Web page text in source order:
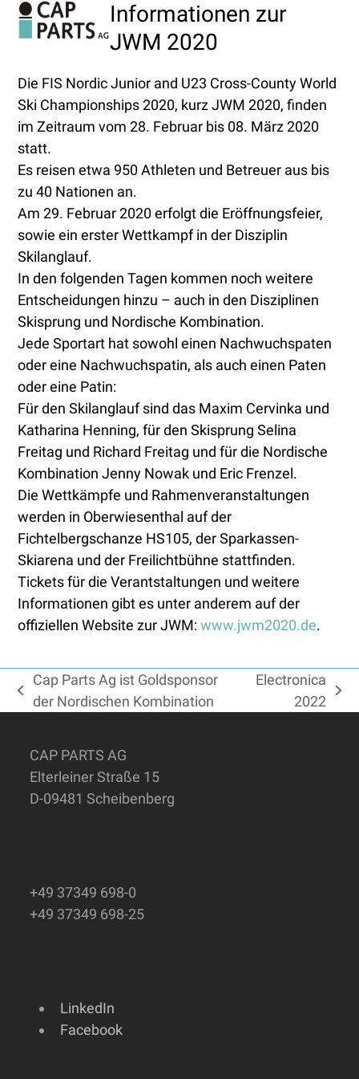
SkipOpen
mobile
Close
mobile
Informationen zur
JWM 2020
Die FIS Nordic Junior and U23 Cross-County World
Ski Championships 2020, kurz JWM 2020, finden
im Zeitraum vom 28. Februar bis 08. März 2020
statt.
Es reisen etwa 950 Athleten und Betreuer aus bis
zu 40 Nationen an.
Am 29. Februar 2020 erfolgt die Eröffnungsfeier,
sowie ein erster Wettkampf in der Disziplin
Skilanglauf.
In den folgenden Tagen kommen noch weitere
Entscheidungen hinzu – auch in den Disziplinen
Skisprung und Nordische Kombination.
Jede Sportart hat sowohl einen Nachwuchspaten
oder eine Nachwuchspatin, als auch einen Paten
oder eine Patin:
Für den Skilanglauf sind das Maxim Cervinka und
Katharina Henning, für den Skisprung Selina
Freitag und Richard Freitag und für die Nordische
Kombination Jenny Nowak und Eric Frenzel.
Die Wettkämpfe und Rahmenveranstaltungen
werden in Oberwiesenthal auf der
Fichtelbergschanze HS105, der Sparkassen-
Skiarena und der Freilichtbühne stattfinden.
Tickets für die Verantstaltungen und weitere
Informationen gibt es unter anderem auf der
offiziellen Website zur JWM:www.jwm2020.de.
vorheriger
Cap Parts Ag ist Goldsponsor
der Nordischen Kombination
Nächster
Electronica
2022
CAP PARTS AG
Elterleiner Straße 15
D-09481 Scheibenberg
+49 37349 698-0
+49 37349 698-25
LinkedIn
Facebook